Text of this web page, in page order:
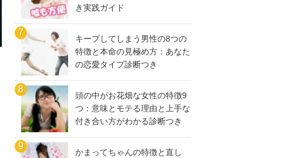
き実践ガイド
キープしてしまう男性の8つの
特徴と本命の見極め方：あなた
の恋愛タイプ診断つき
頭の中がお花畑な女性の特徴9
つ：意味とモテる理由と上手な
付き合い方がわかる診断つき
かまってちゃんの特徴と直し